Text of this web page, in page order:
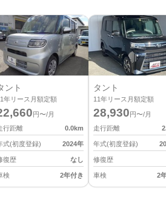
ント
年リース月額定額
円〜/月
行距離
0.0km
式(初度登録) 2024年
復歴 なし
検 2年付き
タント
11年リース月額定額
28,930 円〜/月
走行距離
年式(初度登録)
修復歴
車検 2